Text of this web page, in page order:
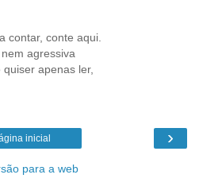
contar, conte aqui.
agressiva
apenas ler,
›
inicial
para a web